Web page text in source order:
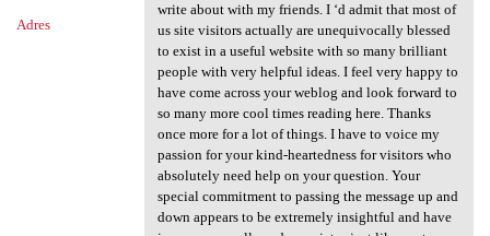
Adres
write about with my friends. I ‘d admit that most of
us site visitors actually are unequivocally blessed
to exist in a useful website with so many brilliant
people with very helpful ideas. I feel very happy to
have come across your weblog and look forward to
so many more cool times reading here. Thanks
once more for a lot of things. I have to voice my
passion for your kind-heartedness for visitors who
absolutely need help on your question. Your
special commitment to passing the message up and
down appears to be extremely insightful and have